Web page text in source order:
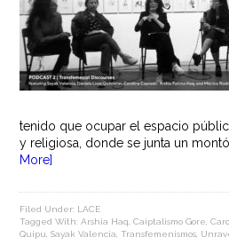
tenido que ocupar el espacio
y religiosa, donde se junta un
More]
Filed Under: LACE
Tagged With:Arshia Haq ,Caiptalismo Gore ,
Quipu ,Sayak Valencia ,Transfemenismos